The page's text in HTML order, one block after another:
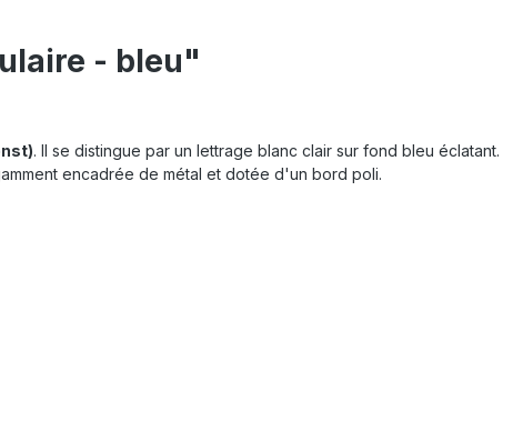
- bleu"
. Il se distingue par un lettrage blanc clair sur fond bleu éclatant.
encadrée de métal et dotée d'un bord poli.